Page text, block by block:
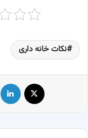
نکات خانه داری